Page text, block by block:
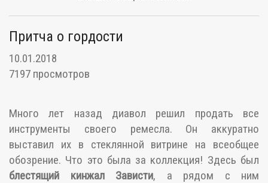
Притча о гордости
10.01.2018
7197 просмотров
Много лет назад диавол решил продать все
инструменты своего ремесла. Он аккуратно
выставил их в стеклянной витрине на всеобщее
обозрение. Что это была за коллекция! Здесь был
блестящий кинжал Зависти, а рядом с ним